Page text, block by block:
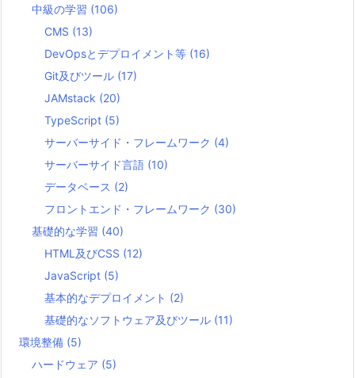
中級の学習 (106)
CMS (13)
DevOpsとデプロイメント等 (16)
Git及びツール (17)
JAMstack (20)
TypeScript (5)
サーバーサイド・フレームワーク (4)
サーバーサイド言語 (10)
データベース (2)
フロントエンド・フレームワーク (30)
基礎的な学習 (40)
HTML及びCSS (12)
JavaScript (5)
基本的なデプロイメント (2)
基礎的なソフトウェア及びツール (11)
環境整備 (5)
ハードウェア (5)